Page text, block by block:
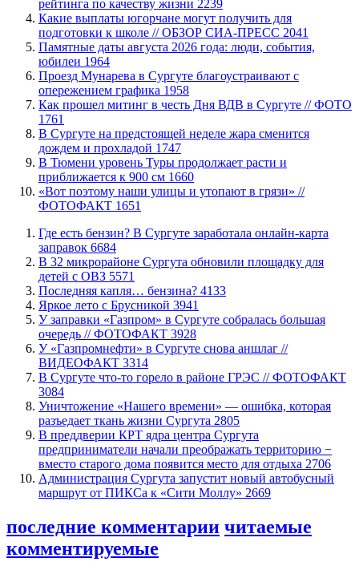
рейтинга по качеству жизни 2239
Какие выплаты югорчане могут получить для
подготовки к школе // ОБЗОР СИА-ПРЕСС 2041
​Памятные даты августа 2026 года: люди, события,
юбилеи 1964
​Проезд Мунарева в Сургуте благоустраивают с
опережением графика 1958
Как прошел митинг в честь Дня ВДВ в Сургуте // ФОТО
1761
В Сургуте на предстоящей неделе жара сменится
дождем и прохладой 1747
В Тюмени уровень Туры продолжает расти и
приближается к 900 см 1660
«Вот поэтому наши улицы и утопают в грязи» //
ФОТОФАКТ 1651
​Где есть бензин? В Сургуте заработала онлайн-карта
заправок 6684
В 32 микрорайоне Сургута обновили площадку для
детей с ОВЗ 5571
​Последняя капля… бензина? 4133
Яркое лето с Брусникой 3941
​У заправки «Газпром» в Сургуте собралась большая
очередь // ФОТОФАКТ 3928
У «Газпромнефти» в Сургуте снова аншлаг //
ВИДЕОФАКТ 3314
​В Сургуте что-то горело в районе ГРЭС // ФОТОФАКТ
3084
​Уничтожение «Нашего времени» — ошибка, которая
разъедает ткань жизни Сургута 2805
​В преддверии КРТ ядра центра Сургута
предприниматели начали преображать территорию −
вместо старого дома появится место для отдыха 2706
​Администрация Сургута запустит новый автобусный
маршрут от ПИКСа к «Сити Моллу» 2669
последние комментарии читаемые
комментируемые